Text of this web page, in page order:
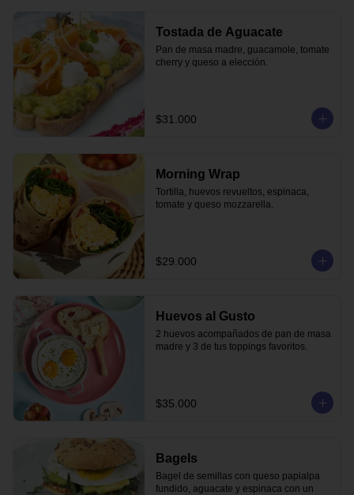
Tostada de Aguacate
Pan de masa madre, guacamole, tomate
cherry y queso a elección.
$31.000
Morning Wrap
Tortilla, huevos revueltos, espinaca,
tomate y queso mozzarella.
$29.000
Huevos al Gusto
2 huevos acompañados de pan de masa
madre y 3 de tus toppings favoritos.
$35.000
Bagels
Bagel de semillas con queso papialpa
fundido, aguacate y espinaca con un